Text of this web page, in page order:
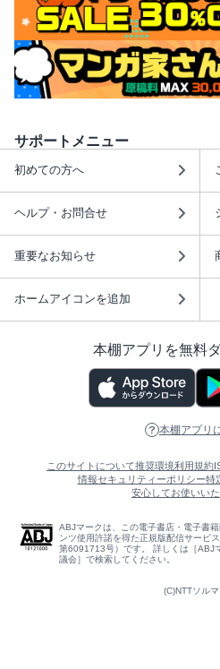
サポートメニュー
初めての方へ
ヘルプ・お問合せ
重要なお知らせ
ホームアイコンを追加
本棚アプリを無料
本棚アプリ
このサイトについて推奨環境利用規約
情報セキュリティーポリシー特
安心してお使いい
ABJマークは、この電子書店・電子書
ンツ使用許諾を得た正規版配信サービ
第6091713号）です。 詳しくは［ABJ
議会］で検索してください。
(C)NTTソル